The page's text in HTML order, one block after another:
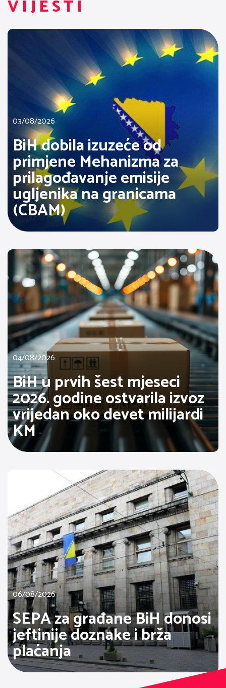
VIJESTI
03/08/2026
BiH dobila izuzeće od
primjene Mehanizma za
prilagođavanje emisije
ugljenika na granicama
(CBAM)
04/08/2026
BiH u prvih šest mjeseci
2026. godine ostvarila izvoz
vrijedan oko devet milijardi
KM
06/08/2026
SEPA za građane BiH donosi
jeftinije doznake i brža
plaćanja